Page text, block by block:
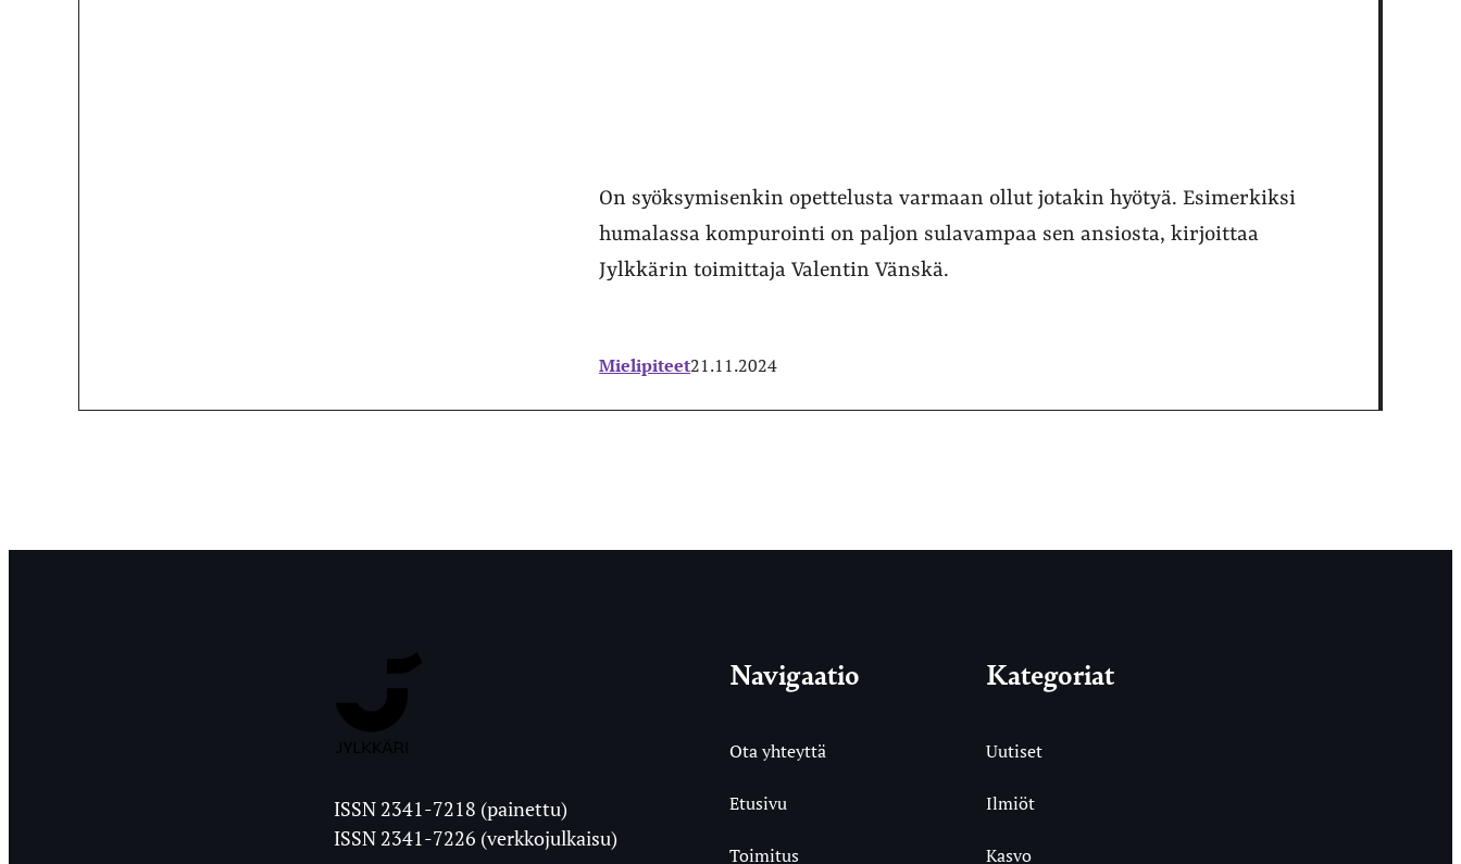
On syöksymisenkin opettelusta varmaan ollut jotakin hyötyä. Esimerkiksi
humalassa kompurointi on paljon sulavampaa sen ansiosta, kirjoittaa
Jylkkärin toimittaja Valentin Vänskä.
Mielipiteet21.11.2024
Ylioppilaslehti
ISSN 2341-7218 (painettu)
ISSN 2341-7226 (verkkojulkaisu)
Navigaatio
Ota yhteyttä
Etusivu
Toimitus
Kategoriat
Uutiset
Ilmiöt
Kasvo